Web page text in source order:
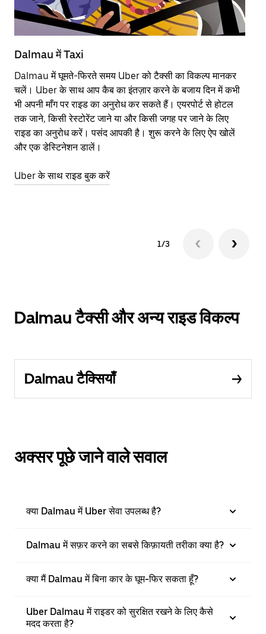
Dalmau में Taxi
Dalmau में घूमते-फिरते समय Uber को टैक्सी का विकल्प मानकर
चलें। Uber के साथ आप कैब का इंतज़ार करने के बजाय दिन में कभी
भी अपनी माँग पर राइड का अनुरोध कर सकते हैं। एयरपोर्ट से होटल
तक जाने, किसी रेस्टोरेंट जाने या और किसी जगह पर जाने के लिए
राइड का अनुरोध करें। पसंद आपकी है। शुरू करने के लिए ऐप खोलें
और एक डेस्टिनेशन डालें।
Uber के साथ राइड बुक करें
1/3
Dalmau टैक्सी और अन्य राइड विकल्प
Dalmau टैक्सियाँ
अक्सर पूछे जाने वाले सवाल
क्या Dalmau में Uber सेवा उपलब्ध है?
Dalmau में सफ़र करने का सबसे किफ़ायती तरीका क्या है?
क्या मैं Dalmau में बिना कार के घूम-फिर सकता हूँ?
Uber Dalmau में राइडर को सुरक्षित रखने के लिए कैसे
मदद करता है?